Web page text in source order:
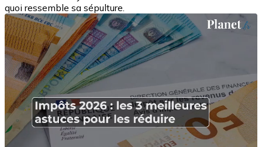
quoi ressemble sa sépulture.